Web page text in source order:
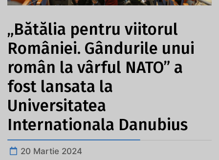
„Bătălia pentru viitorul
României. Gândurile unui
român la vârful NATO” a
fost lansata la
Universitatea
Internationala Danubius
20 Martie 2024